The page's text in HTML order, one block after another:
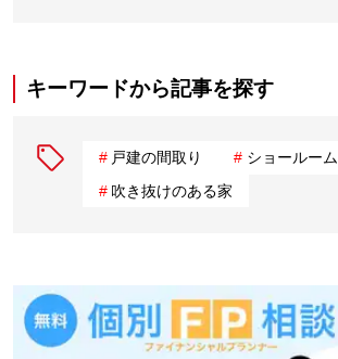
キーワードから記事を探す
戸建の間取り
ショールーム
吹き抜けのある家